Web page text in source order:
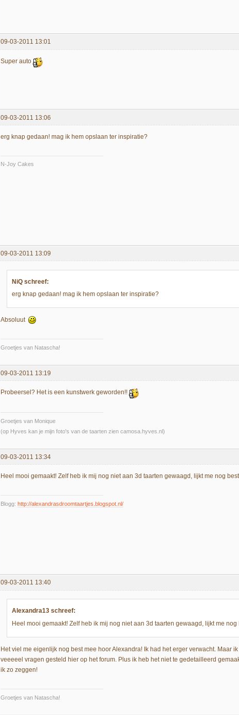
09-03-2011 13:01
Super auto
09-03-2011 13:06
erg knap gedaan! mag ik hem opslaan ter inspiratie?
N-Joy Cakes
09-03-2011 13:09
NiQ schreef:
erg knap gedaan! mag ik hem opslaan ter inspiratie?
Absoluut
Groetjes van Natascha!
09-03-2011 13:19
Probeersel? Het is een kunstwerk geworden!!
Groetjes van Monique
(op Hyves kan je mijn foto's van de taarten zien camosa.hyves.nl)
09-03-2011 13:34
Heel mooi gemaakt! Zelf heb ik mij nog niet aan 3d taarten gewaagd, lijkt me nog
Blogg: http://alexandrasdroomtaartjes.blogspot.nl/
09-03-2011 13:40
Alexandra13 schreef:
Heel mooi gemaakt! Zelf heb ik mij nog niet aan 3d taarten gewaagd, lijkt me nog
Het viel me eigenlijk nog best mee hoor Alexandra! Ik had het erger verwacht. Maar
veeeeel vragen gesteld hier op het forum. Plus ik heb het niet te gedetailleerd
ik zo zeggen!
Groetjes van Natascha!